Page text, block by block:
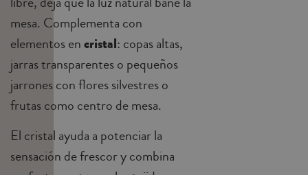
mesa. Complementa con
elementos encristal: copas altas,
jarras transparentes o pequeños
jarrones con flores silvestres o
frutas como centro de mesa.
El cristal ayuda a potenciar la
sensación de frescor y combina